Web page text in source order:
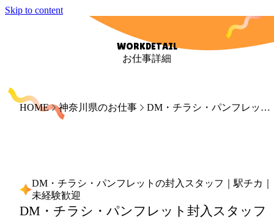
Skip to content
WORKDETAIL
お仕事詳細
HOME 神奈川県のお仕事 DM・チラシ・パンフレットの封入スタッフ｜駅チカ｜未経験歓迎
DM・チラシ・パンフレットの封入スタッフ｜駅チカ｜
未経験歓迎
DM・チラシ・パンフレット封入スタッフ